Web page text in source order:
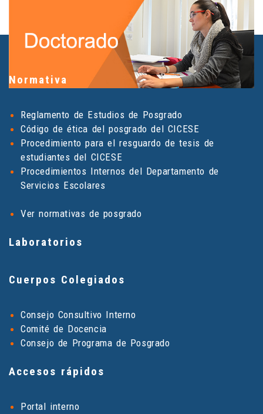
Normativa
Reglamento de Estudios de Posgrado
Código de ética del posgrado del CICESE
Procedimiento para el resguardo de tesis de
estudiantes del CICESE
Procedimientos Internos del Departamento de
Servicios Escolares
Ver normativas de posgrado
Laboratorios
Cuerpos Colegiados
Consejo Consultivo Interno
Comité de Docencia
Consejo de Programa de Posgrado
Accesos rápidos
Portal interno